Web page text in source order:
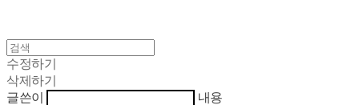
수정하기
삭제하기
글쓴이
내용